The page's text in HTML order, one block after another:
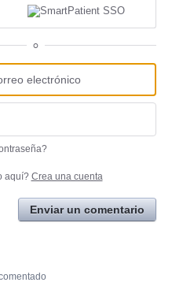
o
aquí? Crea una cuenta
Enviar un comentario